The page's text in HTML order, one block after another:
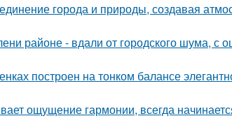
города и природы, создавая
районе - вдали от городского шума, с
построен на тонком балансе
ощущение гармонии, всегда